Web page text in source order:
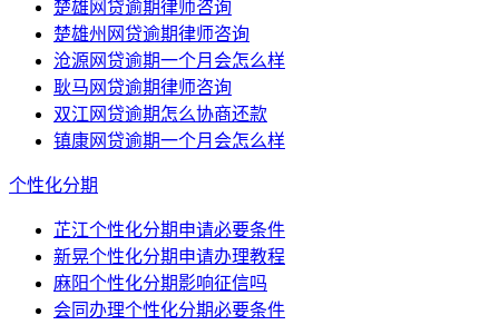
楚雄网贷逾期律师咨询
楚雄州网贷逾期律师咨询
沧源网贷逾期一个月会怎么样
耿马网贷逾期律师咨询
双江网贷逾期怎么协商还款
镇康网贷逾期一个月会怎么样
个性化分期
芷江个性化分期申请必要条件
新晃个性化分期申请办理教程
麻阳个性化分期影响征信吗
会同办理个性化分期必要条件